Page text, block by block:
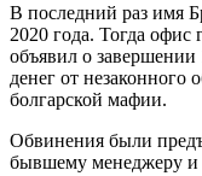
В последний раз имя
2020 года. Тогда
объявил о завершении
денег от незаконного
болгарской мафии.
Обвинения были
бывшему менеджеру и